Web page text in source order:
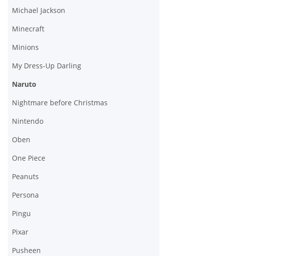
Michael Jackson
Minecraft
Minions
My Dress-Up Darling
Naruto
Nightmare before Christmas
Nintendo
Oben
One Piece
Peanuts
Persona
Pingu
Pixar
Pusheen